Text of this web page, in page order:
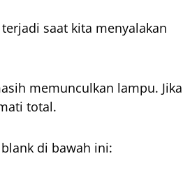
saat kita menyalakan
memunculkan lampu. Jika
total.
di bawah ini: